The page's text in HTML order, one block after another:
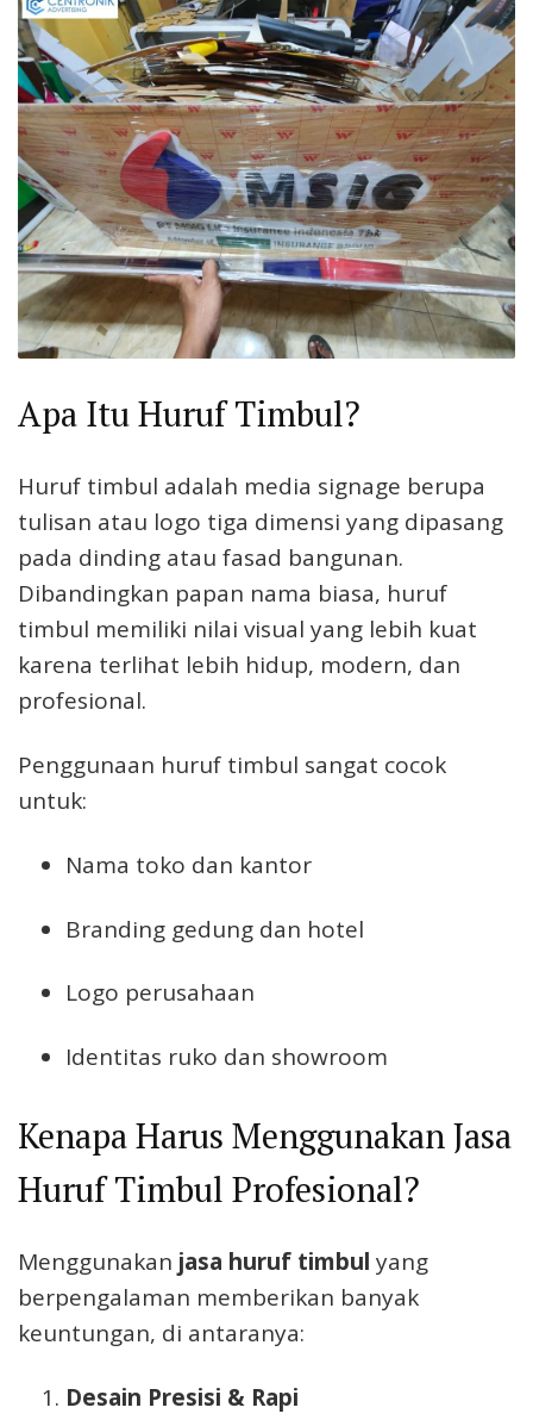
Apa Itu Huruf Timbul?
Huruf timbul adalah media signage berupa
tulisan atau logo tiga dimensi yang dipasang
pada dinding atau fasad bangunan.
Dibandingkan papan nama biasa, huruf
timbul memiliki nilai visual yang lebih kuat
karena terlihat lebih hidup, modern, dan
profesional.
Penggunaan huruf timbul sangat cocok
untuk:
Nama toko dan kantor
Branding gedung dan hotel
Logo perusahaan
Identitas ruko dan showroom
Kenapa Harus Menggunakan Jasa
Huruf Timbul Profesional?
Menggunakan jasa huruf timbul yang
berpengalaman memberikan banyak
keuntungan, di antaranya:
Desain Presisi & Rapi